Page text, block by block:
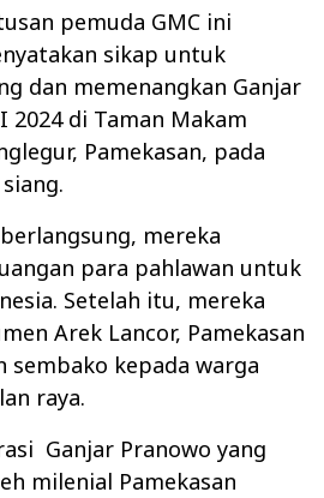
pemuda GMC ini
sikap untuk
dan memenangkan Ganjar
2024 di Taman Makam
Pamekasan, pada
mereka
para pahlawan untuk
Setelah itu, mereka
Arek Lancor, Pamekasan
sembako kepada warga
raya.
Ganjar Pranowo yang
milenial Pamekasan